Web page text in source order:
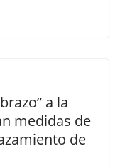
a la
medidas de
de